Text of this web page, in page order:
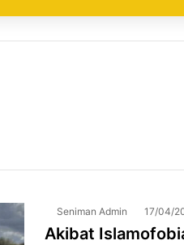
Seniman Admin 17/04/
Akibat